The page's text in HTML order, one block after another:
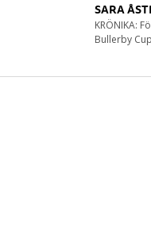
SARA
KRÖNIKA:
Bullerby